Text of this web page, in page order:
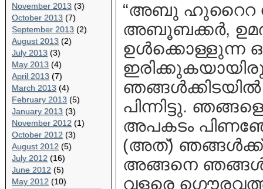
November 2013 (3)
October 2013 (7)
September 2013 (2)
August 2013 (2)
July 2013 (3)
May 2013 (4)
April 2013 (7)
March 2013 (4)
February 2013 (5)
January 2013 (3)
November 2012 (1)
October 2012 (3)
August 2012 (5)
July 2012 (16)
June 2012 (5)
May 2012 (10)
“അബു ഹുറൈറ
അബൂബക്കര്‍, ഉമര്‍
ഉള്‍ക്കൊള്ളുന്ന
പിന്നിട്ടു.
അപകടം
(അത്)
അങ്ങനെ
വളരെ